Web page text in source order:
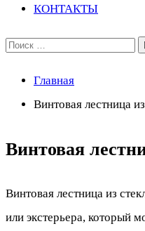
КОНТАКТЫ
Поиск
Главная
Винтовая лестница
Винтовая
Винтовая лестница из
или экстерьера, который